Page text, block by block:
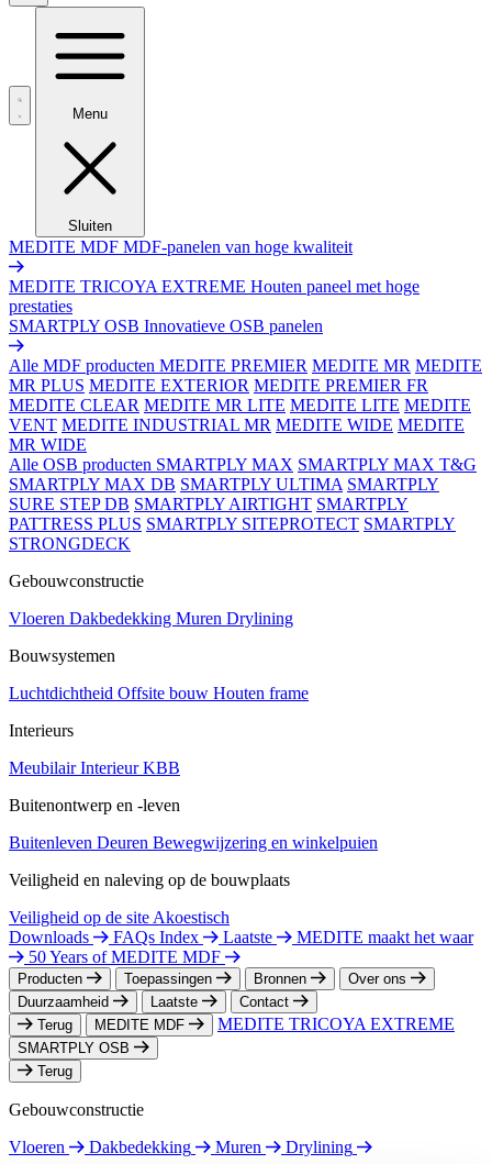
Menu
Sluiten
MEDITE MDF MDF-panelen van hoge kwaliteit
MEDITE TRICOYA EXTREME Houten paneel met hoge
prestaties
SMARTPLY OSB Innovatieve OSB panelen
Alle MDF producten MEDITE PREMIER MEDITE MR MEDITE
MR PLUS MEDITE EXTERIOR MEDITE PREMIER FR
MEDITE CLEAR MEDITE MR LITE MEDITE LITE MEDITE
VENT MEDITE INDUSTRIAL MR MEDITE WIDE MEDITE
MR WIDE
Alle OSB producten SMARTPLY MAX SMARTPLY MAX T&G
SMARTPLY MAX DB SMARTPLY ULTIMA SMARTPLY
SURE STEP DB SMARTPLY AIRTIGHT SMARTPLY
PATTRESS PLUS SMARTPLY SITEPROTECT SMARTPLY
STRONGDECK
Gebouwconstructie
Vloeren Dakbedekking Muren Drylining
Bouwsystemen
Luchtdichtheid Offsite bouw Houten frame
Interieurs
MeubilairInterieurKBB
Buitenontwerp en -leven
Buitenleven Deuren Bewegwijzering en winkelpuien
Veiligheid en naleving op de bouwplaats
Veiligheid op de site Akoestisch
Downloads
FAQs Index Laatste
MEDITE maakt het waar
50 Years of MEDITE MDF
Producten Toepassingen Bronnen
Over ons
Duurzaamheid
Laatste
Contact
Terug
MEDITE MDF MEDITE TRICOYA EXTREME
SMARTPLY OSB
Terug
Gebouwconstructie
Vloeren
Dakbedekking Muren Drylining